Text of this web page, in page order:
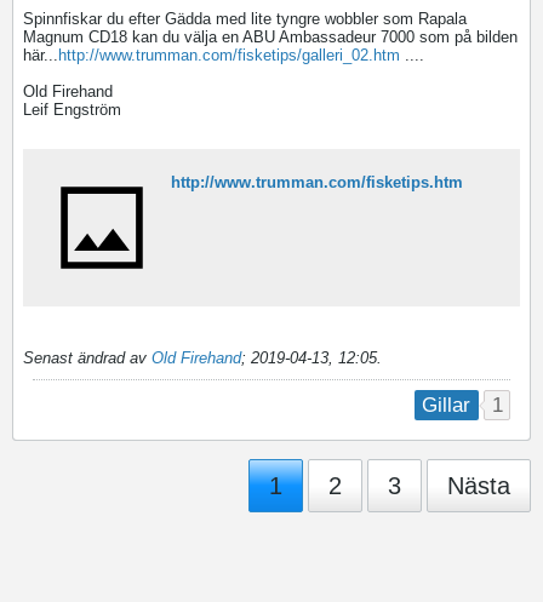
Spinnfiskar du efter Gädda med lite tyngre wobbler som Rapala
Magnum CD18 kan du välja en ABU Ambassadeur 7000 som på bilden
här... http://www.trumman.com/fisketips/galleri_02.htm ....
Old Firehand
Leif Engström
http://www.trumman.com/fisketips.htm
Senast ändrad av Old Firehand; 2019-04-13, 12:05.
Gillar 1
1 2 3 Nästa